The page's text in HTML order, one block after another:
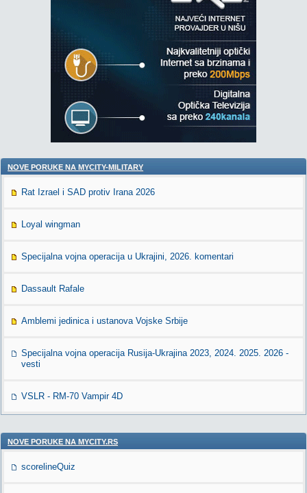
NOVE PORUKE NA MYCITY-MILITARY
Rat Izrael i SAD protiv Irana 2026
Loyal wingman
Specijalna vojna operacija u Ukrajini, 2026. komentari
Dassault Rafale
Amblemi jedinica i ustanova Vojske Srbije
Specijalna vojna operacija Rusija-Ukrajina 2023, 2024. 2025. 2026 -
vesti
VSLR - RM-70 Vampir 4D
NOVE PORUKE NA MYCITY.RS
scorelineQuiz